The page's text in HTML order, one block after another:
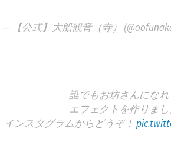
— 【公式】大船観音（寺）
誰でもお坊さんになれ
エフェクトを作りまし
インスタグラムからどうぞ！